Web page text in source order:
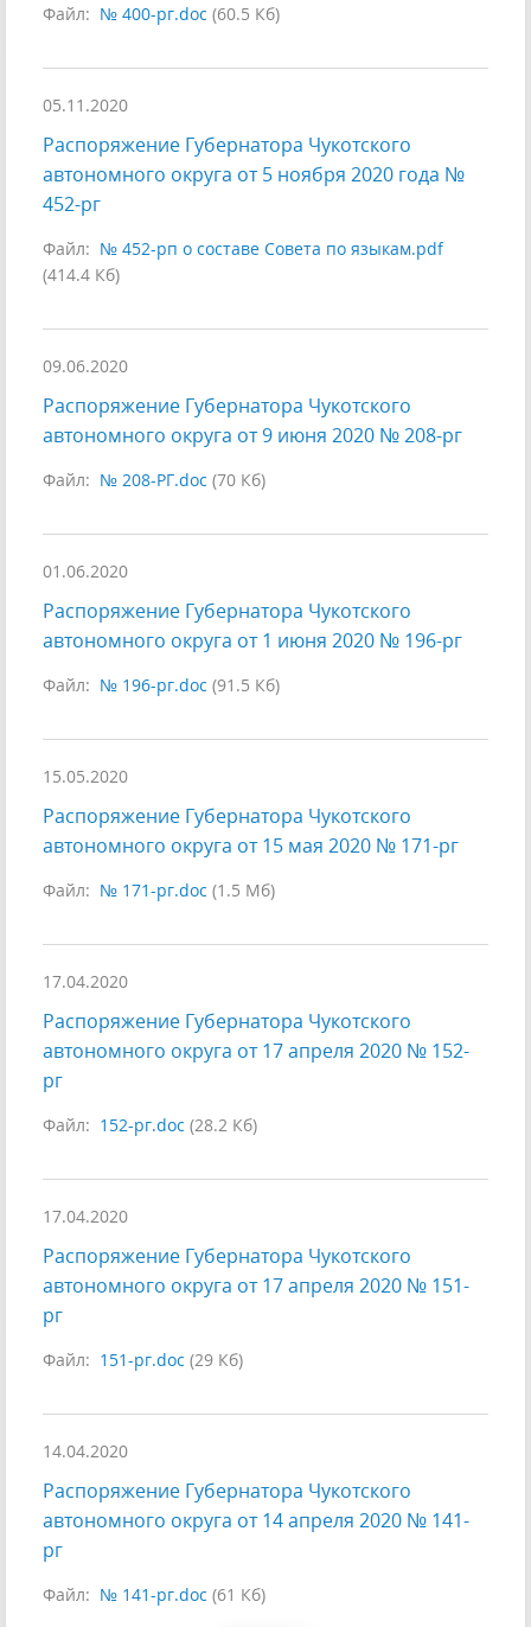
Файл: № 400-рг.doc (60.5 Кб)
05.11.2020
Распоряжение Губернатора Чукотского
автономного округа от 5 ноября 2020 года №
452-рг
Файл: № 452-рп о составе Совета по языкам.pdf
(414.4 Кб)
09.06.2020
Распоряжение Губернатора Чукотского
автономного округа от 9 июня 2020 № 208-рг
Файл: № 208-РГ.doc (70 Кб)
01.06.2020
Распоряжение Губернатора Чукотского
автономного округа от 1 июня 2020 № 196-рг
Файл: № 196-рг.doc (91.5 Кб)
15.05.2020
Распоряжение Губернатора Чукотского
автономного округа от 15 мая 2020 № 171-рг
Файл: № 171-рг.doc (1.5 Мб)
17.04.2020
Распоряжение Губернатора Чукотского
автономного округа от 17 апреля 2020 № 152-
рг
Файл: 152-рг.doc (28.2 Кб)
17.04.2020
Распоряжение Губернатора Чукотского
автономного округа от 17 апреля 2020 № 151-
рг
Файл: 151-рг.doc (29 Кб)
14.04.2020
Распоряжение Губернатора Чукотского
автономного округа от 14 апреля 2020 № 141-
рг
Файл: № 141-рг.doc (61 Кб)